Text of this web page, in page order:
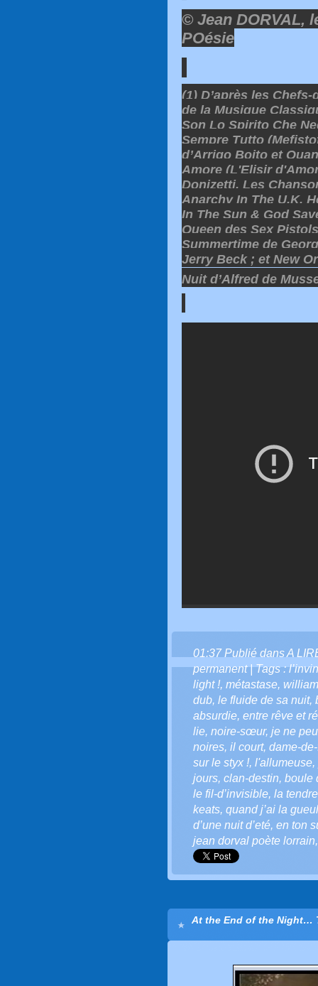
© Jean DORVAL,
POésie
(1) D’après les
de la Musique
Son Lo Spirito Che
Sempre Tutto
d’Arrigo Boito et
Amore (L'Elisir
Donizetti. Les
Anarchy In The U.K,
In The Sun & God
Queen des Sex
Summertime de
Jerry Beck ; et New
Nuit d’Alfred de
01:37 Publié dansA
permanent| Tags :
light !, métastase,
dub, le fluide de sa nuit,
absurdie, entre rêve et
lie, noire-sœur, je ne
noires, il court, dame-
sur le styx !, l'allumeuse,
jours, clan-destin, boule
le fil-d’invisible, la
keats, quand j’ai la
d’une nuit d’eté, en ton
jean dorval poète lorrain
At the End of the Night…